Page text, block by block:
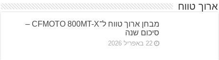
ארוך טווח
מבחן ארוך טווח ל־CFMOTO 800MT-X –
סיכום שנה
22 באפריל 2026